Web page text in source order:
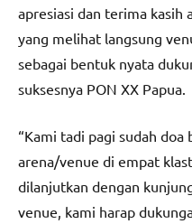
apresiasi dan terima kasih
yang melihat langsung
sebagai bentuk nyata
suksesnya PON XX Papua.
“Kami tadi pagi sudah doa
arena/venue di empat
dilanjutkan dengan
venue, kami harap